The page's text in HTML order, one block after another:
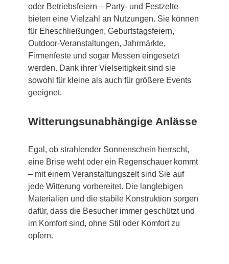
oder Betriebsfeiern – Party- und Festzelte
bieten eine Vielzahl an Nutzungen. Sie können
für Eheschließungen, Geburtstagsfeiern,
Outdoor-Veranstaltungen, Jahrmärkte,
Firmenfeste und sogar Messen eingesetzt
werden. Dank ihrer Vielseitigkeit sind sie
sowohl für kleine als auch für größere Events
geeignet.
Witterungsunabhängige Anlässe
Egal, ob strahlender Sonnenschein herrscht,
eine Brise weht oder ein Regenschauer kommt
– mit einem Veranstaltungszelt sind Sie auf
jede Witterung vorbereitet. Die langlebigen
Materialien und die stabile Konstruktion sorgen
dafür, dass die Besucher immer geschützt und
im Komfort sind, ohne Stil oder Komfort zu
opfern.